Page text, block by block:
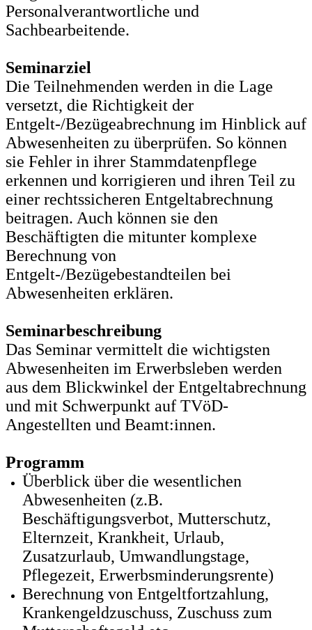
Personalverantwortliche und
Sachbearbeitende.
Seminarziel
Die Teilnehmenden werden in die Lage
versetzt, die Richtigkeit der
Entgelt-/Bezügeabrechnung im Hinblick auf
Abwesenheiten zu überprüfen. So können
sie Fehler in ihrer Stammdatenpflege
erkennen und korrigieren und ihren Teil zu
einer rechtssicheren Entgeltabrechnung
beitragen. Auch können sie den
Beschäftigten die mitunter komplexe
Berechnung von
Entgelt-/Bezügebestandteilen bei
Abwesenheiten erklären.
Seminarbeschreibung
Das Seminar vermittelt die wichtigsten
Abwesenheiten im Erwerbsleben werden
aus dem Blickwinkel der Entgeltabrechnung
und mit Schwerpunkt auf TVöD-
Angestellten und Beamt:innen.
Programm
Überblick über die wesentlichen
Abwesenheiten (z.B.
Beschäftigungsverbot, Mutterschutz,
Elternzeit, Krankheit, Urlaub,
Zusatzurlaub, Umwandlungstage,
Pflegezeit, Erwerbsminderungsrente)
Berechnung von Entgeltfortzahlung,
Krankengeldzuschuss, Zuschuss zum